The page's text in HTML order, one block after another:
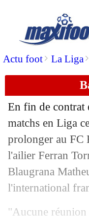
Actu foot> La Liga>
En fin de contrat
matchs en Liga
prolonger au FC
l'ailier Ferran
Blaugrana
l'international
"Aucune
Atalanta
03/01 PSG:
:
03/01 Real: Isco
03/01 Barça:
03/01 Bayern:
03/01 Lille:
Troyes :